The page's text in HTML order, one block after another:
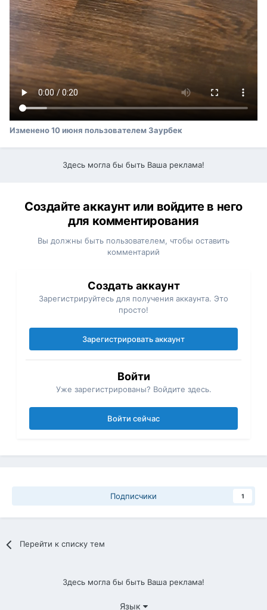
Изменено10 июня пользователем Заурбек
Здесь могла бы быть Ваша реклама!
Создайте аккаунт или войдите в него
для комментирования
Вы должны быть пользователем, чтобы оставить
комментарий
Создать аккаунт
Зарегистрируйтесь для получения аккаунта. Это
просто!
Зарегистрировать аккаунт
Войти
Уже зарегистрированы? Войдите здесь.
Войти сейчас
Подписчики 1
Перейти к списку тем
Здесь могла бы быть Ваша реклама!
Язык